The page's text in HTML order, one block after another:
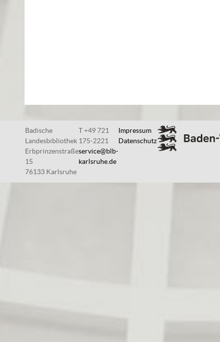
Badische
Landesbibliothek
Erbprinzenstraße
15
76133 Karlsruhe
T +49 721
175-2221
service@blb-
karlsruhe.de
Impressum
Datenschutz